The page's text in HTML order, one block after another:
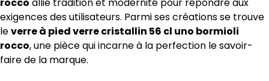
exigences des utilisateurs. Parmi ses créations se trouve
leverre à pied verre cristallin 56 cl uno bormioli
rocco, une pièce qui incarne à la perfection le savoir-
faire de la marque.